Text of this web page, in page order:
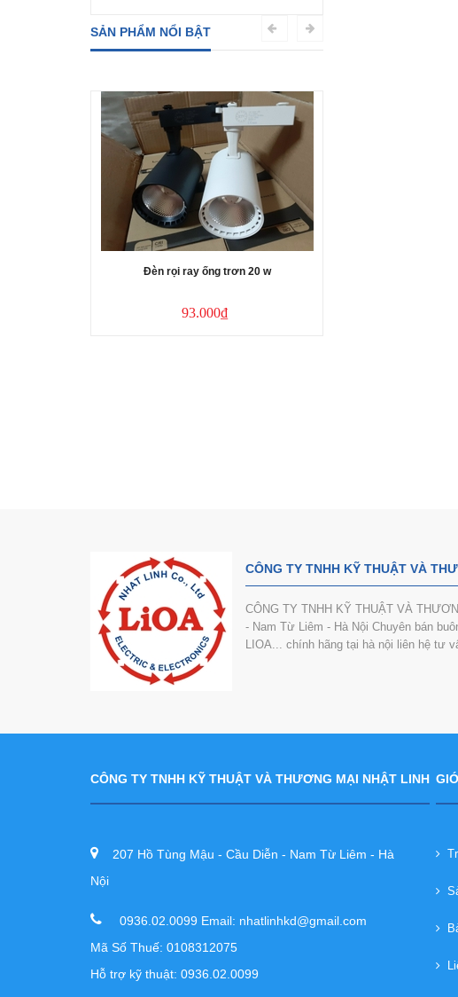
SẢN PHẨM NỔI BẬT
Đèn rọi ray ống trơn 20 w
93.000₫
CÔNG TY TNHH KỸ THUẬT VÀ
CÔNG TY TNHH KỸ THUẬT VÀ
- Nam Từ Liêm - Hà Nội Chuyên bán
LIOA... chính hãng tại hà nội liên hệ tư
CÔNG TY TNHH KỸ THUẬT VÀ THƯƠNG MẠI NHẬT LINH
207 Hồ Tùng Mậu - Cầu Diễn - Nam Từ Liêm - Hà
Nội
0936.02.0099 Email: nhatlinhkd@gmail.com
Mã Số Thuế: 0108312075
Hỗ trợ kỹ thuật: 0936.02.0099